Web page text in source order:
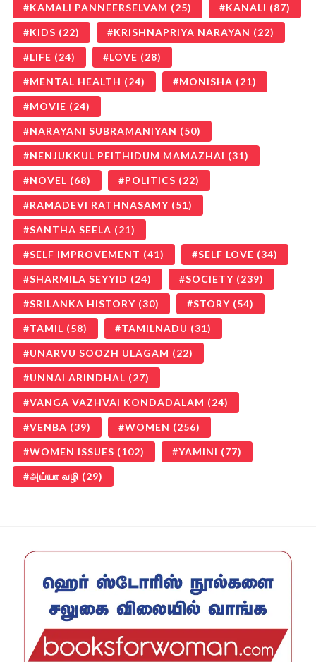
KAMALI PANNEERSELVAM (25) KANALI (87)
KIDS (22) KRISHNAPRIYA NARAYAN (22)
LIFE (24) LOVE (28)
MENTAL HEALTH (24) MONISHA (21)
MOVIE (24)
NARAYANI SUBRAMANIYAN (50)
NENJUKKUL PEITHIDUM MAMAZHAI (31)
NOVEL (68) POLITICS (22)
RAMADEVI RATHNASAMY (51)
SANTHA SEELA (21)
SELF IMPROVEMENT (41) SELF LOVE (34)
SHARMILA SEYYID (24) SOCIETY (239)
SRILANKA HISTORY (30) STORY (54)
TAMIL (58) TAMILNADU (31)
UNARVU SOOZH ULAGAM (22)
UNNAI ARINDHAL (27)
VANGA VAZHVAI KONDADALAM (24)
VENBA (39) WOMEN (256)
WOMEN ISSUES (102) YAMINI (77)
அய்யா வழி (29)